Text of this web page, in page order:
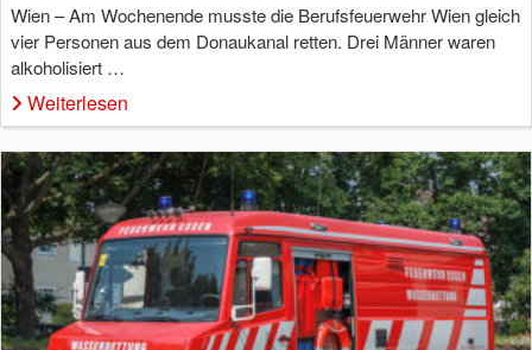
Wien – Am Wochenende musste die Berufsfeuerwehr Wien gleich
vier Personen aus dem Donaukanal retten. Drei Männer waren
alkoholisiert …
Weiterlesen